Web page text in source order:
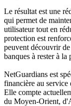
Le résultat est une
qui permet de
utilisateur tout en
protection est
peuvent découvrir
banques à rester à la
NetGuardians est
financière au service
Elle compte
du Moyen-Orient,